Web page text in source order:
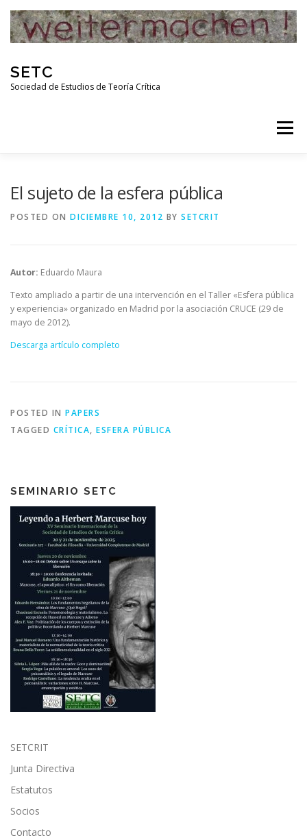
content
SETC
Sociedad de Estudios de Teoría Crítica
Menu
El sujeto de la esfera pública
POSTED ON DICIEMBRE 10, 2012 BY SETCRIT
Autor: Eduardo Maura
Texto ampliado a partir de una intervención en el Taller «Esfera pública
y experiencia» organizado en Madrid por la asociación CRUCE (29 de
mayo de 2012).
Descarga artículo completo
POSTED IN PAPERS
TAGGED CRÍTICA, ESFERA PÚBLICA
SEMINARIO SETC
SETCRIT
Junta Directiva
Estatutos
Socios
Contacto